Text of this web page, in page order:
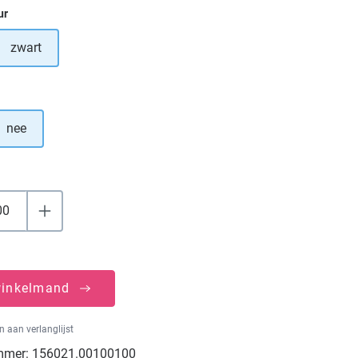
is momenteel niet beschikbaar.)
zwart
nee
aan verlanglijst
156021.00100100